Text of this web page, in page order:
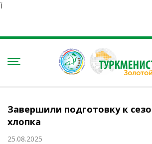
Ï
Завершили подготовку к
хлопка
25.08.2025